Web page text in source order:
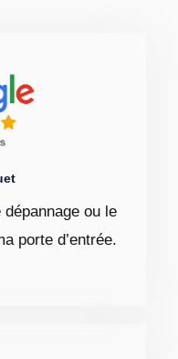
ou le
porte d’entrée.